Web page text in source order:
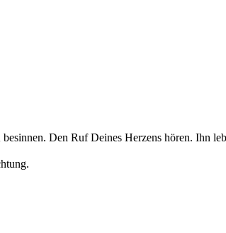
Den Ruf Deines Herzens hören. Ihn